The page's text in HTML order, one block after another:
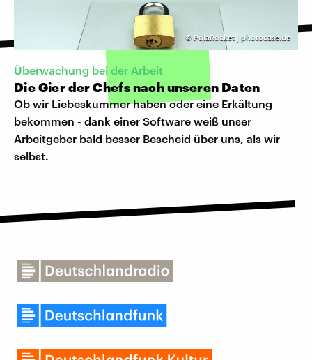
© PolaRocket | photocase.de
Überwachung bei der Arbeit
Die Gier der Chefs nach unseren Daten
Ob wir Liebeskummer haben oder eine Erkältung
bekommen - dank einer Software weiß unser
Arbeitgeber bald besser Bescheid über uns, als wir
selbst.